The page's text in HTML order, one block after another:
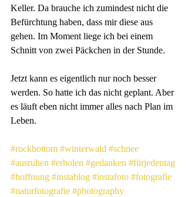
Keller. Da brauche ich zumindest nicht die
Befürchtung haben, dass mir diese aus
gehen. Im Moment liege ich bei einem
Schnitt von zwei Päckchen in der Stunde.
Jetzt kann es eigentlich nur noch besser
werden. So hatte ich das nicht geplant. Aber
es läuft eben nicht immer alles nach Plan im
Leben.
#rockbottom #winterwald #schnee
#ausruhen #erholen #gedanken #fürjedentag
#hoffnung #instablog #instafoto #fotografie
#naturfotografie #photography